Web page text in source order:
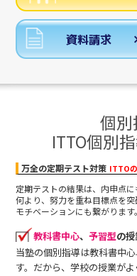
資料請求
個
ITTO個別
万全の定期テスト対策 ITTO
定期テストの結果は、内申点に
何より、努力を重ね目標点を
モチベーションにも繋がります。
教科書中心、 予習型の
当塾の個別指導は教科書中
す。だから、学校の授業が